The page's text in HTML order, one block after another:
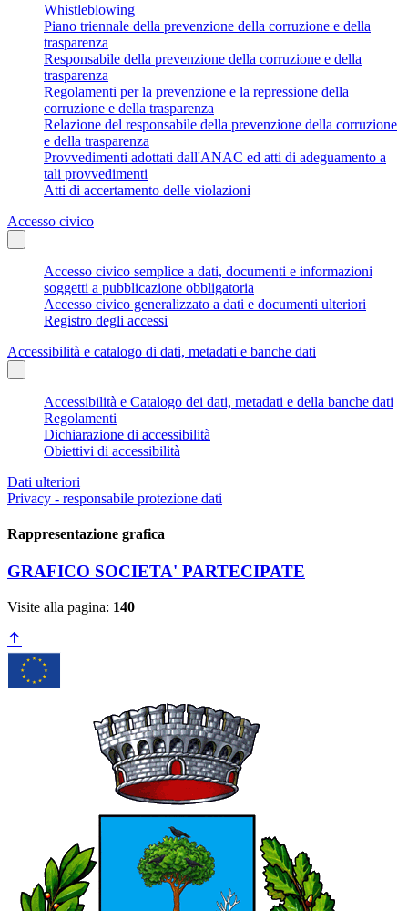
Whistleblowing
Piano triennale della prevenzione della corruzione e della
trasparenza
Responsabile della prevenzione della corruzione e della
trasparenza
Regolamenti per la prevenzione e la repressione della
corruzione e della trasparenza
Relazione del responsabile della prevenzione della corruzione
e della trasparenza
Provvedimenti adottati dall'ANAC ed atti di adeguamento a
tali provvedimenti
Atti di accertamento delle violazioni
Accesso civico
Accesso civico semplice a dati, documenti e informazioni
soggetti a pubblicazione obbligatoria
Accesso civico generalizzato a dati e documenti ulteriori
Registro degli accessi
Accessibilità e catalogo di dati, metadati e banche dati
Accessibilità e Catalogo dei dati, metadati e della banche dati
Regolamenti
Dichiarazione di accessibilità
Obiettivi di accessibilità
Dati ulteriori
Privacy - responsabile protezione dati
Rappresentazione grafica
GRAFICO SOCIETA' PARTECIPATE
Visite alla pagina: 140